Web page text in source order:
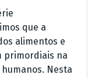
que a
alimentos e
primordiais na
Nesta